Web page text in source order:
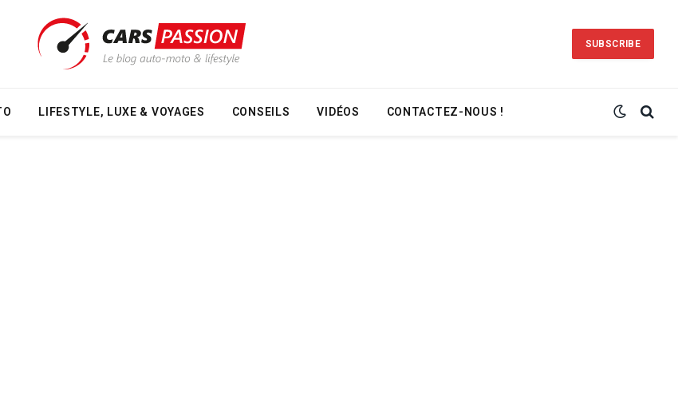
SUBSCRIBE
LIFESTYLE, LUXE & VOYAGES CONSEILS VIDÉOS CONTACTEZ-NOUS !